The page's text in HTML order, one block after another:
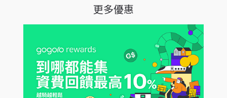
更多優惠